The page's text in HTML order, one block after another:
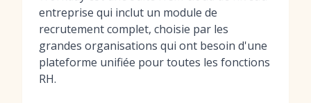
entreprise qui inclut un module de
recrutement complet, choisie par les
grandes organisations qui ont besoin d'une
plateforme unifiée pour toutes les fonctions
RH.